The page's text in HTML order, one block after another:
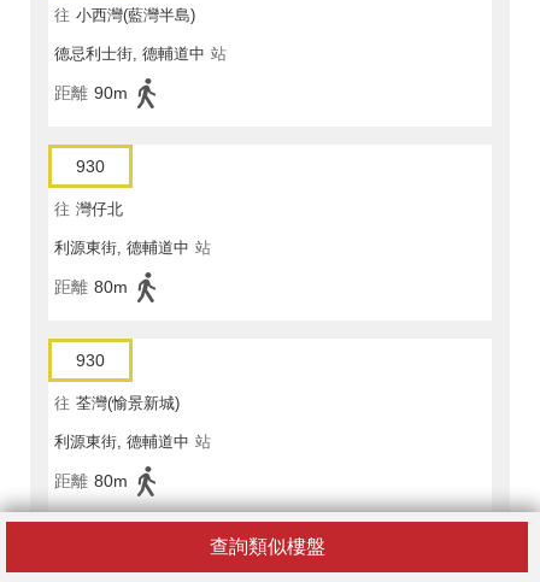
查詢類似樓盤
往 小西灣(藍灣半島)
德忌利士街, 德輔道中 站
距離 90m
930
往 灣仔北
利源東街, 德輔道中 站
距離 80m
930
往 荃灣(愉景新城)
利源東街, 德輔道中 站
距離 80m